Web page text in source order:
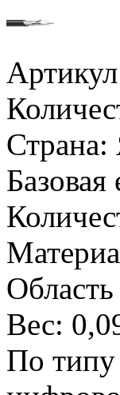
Страна:
Базовая
Вес:
По типу